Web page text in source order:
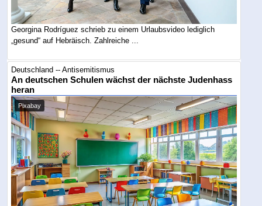
Georgina Rodríguez schrieb zu einem Urlaubsvideo lediglich
„gesund“ auf Hebräisch. Zahlreiche ...
Deutschland -- Antisemitismus
An deutschen Schulen wächst der nächste Judenhass
heran
Pixabay